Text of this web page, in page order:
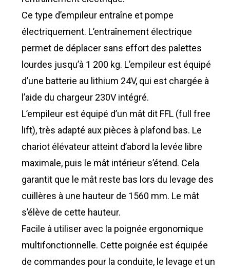
Ce type d’empileur entraîne et pompe
électriquement. L’entraînement électrique
permet de déplacer sans effort des palettes
lourdes jusqu’à 1 200 kg. L’empileur est équipé
d’une batterie au lithium 24V, qui est chargée à
l’aide du chargeur 230V intégré.
L’empileur est équipé d’un mât dit FFL (full free
lift), très adapté aux pièces à plafond bas. Le
chariot élévateur atteint d’abord la levée libre
maximale, puis le mât intérieur s’étend. Cela
garantit que le mât reste bas lors du levage des
cuillères à une hauteur de 1560 mm. Le mât
s’élève de cette hauteur.
Facile à utiliser avec la poignée ergonomique
multifonctionnelle. Cette poignée est équipée
de commandes pour la conduite, le levage et un